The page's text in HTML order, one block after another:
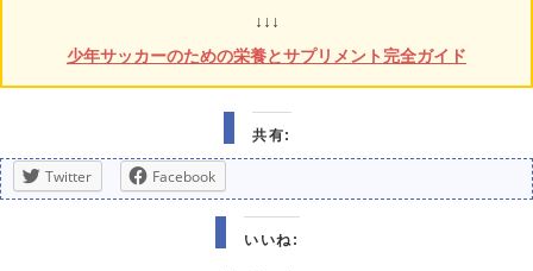
↓↓↓
少年サッカーのための栄養とサプリメント完全ガイド
共有:
Twitter Facebook
いいね: